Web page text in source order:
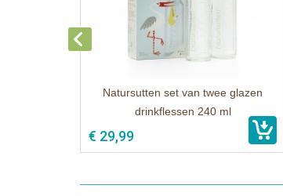
Natursutten set van twee glazen
drinkflessen 240 ml
€ 29,99